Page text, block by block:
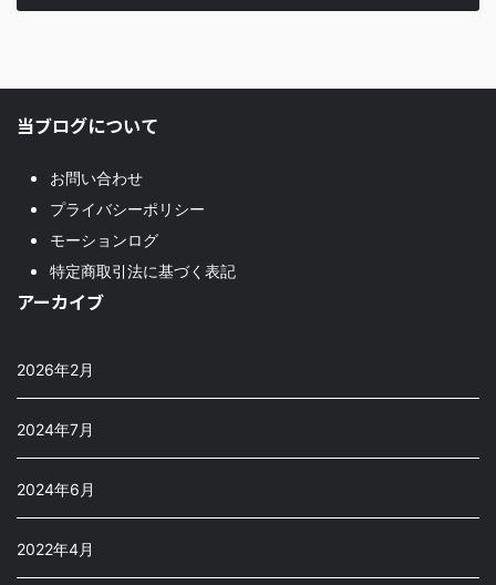
当ブログについて
お問い合わせ
プライバシーポリシー
モーションログ
特定商取引法に基づく表記
アーカイブ
2026年2月
2024年7月
2024年6月
2022年4月